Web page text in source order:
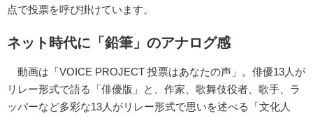
点で投票を呼び掛けています。
ネット時代に「鉛筆」のアナログ感
動画は「VOICE PROJECT 投票はあなたの声」。俳優13人が
リレー形式で語る「俳優版」と、作家、歌舞伎役者、歌手、ラ
ッパーなど多彩な13人がリレー形式で思いを述べる「文化人